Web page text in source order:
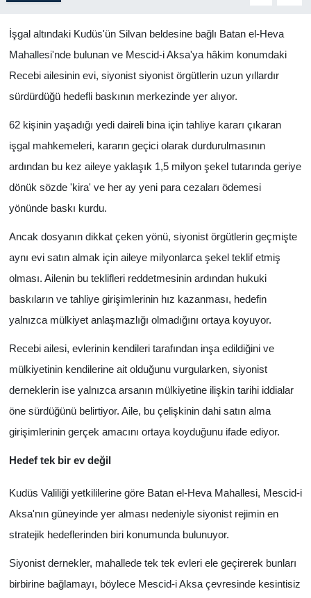
İşgal altındaki Kudüs'ün Silvan beldesine bağlı Batan el-Heva
Mahallesi'nde bulunan ve Mescid-i Aksa'ya hâkim konumdaki
Recebi ailesinin evi, siyonist siyonist örgütlerin uzun yıllardır
sürdürdüğü hedefli baskının merkezinde yer alıyor.
62 kişinin yaşadığı yedi daireli bina için tahliye kararı çıkaran
işgal mahkemeleri, kararın geçici olarak durdurulmasının
ardından bu kez aileye yaklaşık 1,5 milyon şekel tutarında geriye
dönük sözde 'kira' ve her ay yeni para cezaları ödemesi
yönünde baskı kurdu.
Ancak dosyanın dikkat çeken yönü, siyonist örgütlerin geçmişte
aynı evi satın almak için aileye milyonlarca şekel teklif etmiş
olması. Ailenin bu teklifleri reddetmesinin ardından hukuki
baskıların ve tahliye girişimlerinin hız kazanması, hedefin
yalnızca mülkiyet anlaşmazlığı olmadığını ortaya koyuyor.
Recebi ailesi, evlerinin kendileri tarafından inşa edildiğini ve
mülkiyetinin kendilerine ait olduğunu vurgularken, siyonist
derneklerin ise yalnızca arsanın mülkiyetine ilişkin tarihi iddialar
öne sürdüğünü belirtiyor. Aile, bu çelişkinin dahi satın alma
girişimlerinin gerçek amacını ortaya koyduğunu ifade ediyor.
Hedef tek bir ev değil
Kudüs Valiliği yetkililerine göre Batan el-Heva Mahallesi, Mescid-i
Aksa'nın güneyinde yer alması nedeniyle siyonist rejimin en
stratejik hedeflerinden biri konumunda bulunuyor.
Siyonist dernekler, mahallede tek tek evleri ele geçirerek bunları
birbirine bağlamayı, böylece Mescid-i Aksa çevresinde kesintisiz